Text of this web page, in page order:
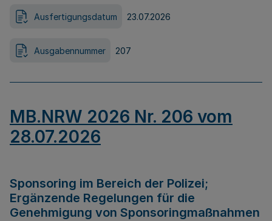
Ausfertigungsdatum 23.07.2026
Ausgabennummer 207
MB.NRW 2026 Nr. 206 vom
28.07.2026
Sponsoring im Bereich der Polizei;
Ergänzende Regelungen für die
Genehmigung von Sponsoringmaßnahmen